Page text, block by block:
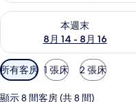
本週末
8月 14 - 8月 16
查看本週末 (8月 14 - 8月 16)
可
用
的
所有客房 1 張床 2 張床
顯示 8 間客房 (共 8 間)